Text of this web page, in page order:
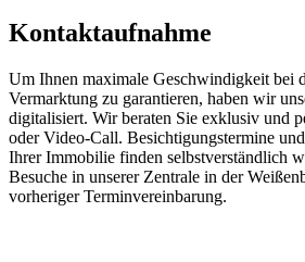
Kontaktaufnahme
Um Ihnen maximale Geschwindigkeit bei
Vermarktung zu garantieren, haben wir
digitalisiert. Wir beraten Sie exklusiv und
oder Video-Call. Besichtigungstermine
Ihrer Immobilie finden selbstverständlich
Besuche in unserer Zentrale in der
vorheriger Terminvereinbarung.